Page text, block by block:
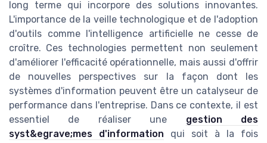
long terme qui incorpore des solutions innovantes.
L'importance de la veille technologique et de l'adoption
d'outils comme l'intelligence artificielle ne cesse de
croître. Ces technologies permettent non seulement
d'améliorer l'efficacité opérationnelle, mais aussi d'offrir
de nouvelles perspectives sur la façon dont les
systèmes d'information peuvent être un catalyseur de
performance dans l'entreprise. Dans ce contexte, il est
essentiel de réaliser une gestion des
syst&egrave;mes d'information qui soit à la fois